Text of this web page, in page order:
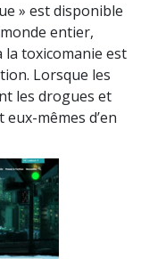
» est disponible
entier,
la toxicomanie est
Lorsque les
les drogues et
mêmes d’en